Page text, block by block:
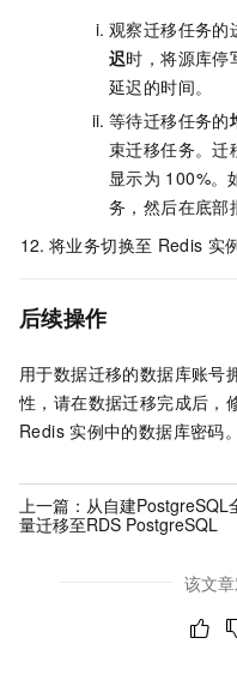
观察迁移任务的
迟时，将源库停
延迟的时间。
等待迁移任务的
束迁移任务。迁
显示为 100%。
务，然后在底部
将业务切换至 Redis 实
后续操作
用于数据迁移的数据库账号
性，请在数据迁移完成后，
Redis 实例中的数据库密码。
上一篇： 从自建PostgreSQL
量迁移至RDS PostgreSQL
该文